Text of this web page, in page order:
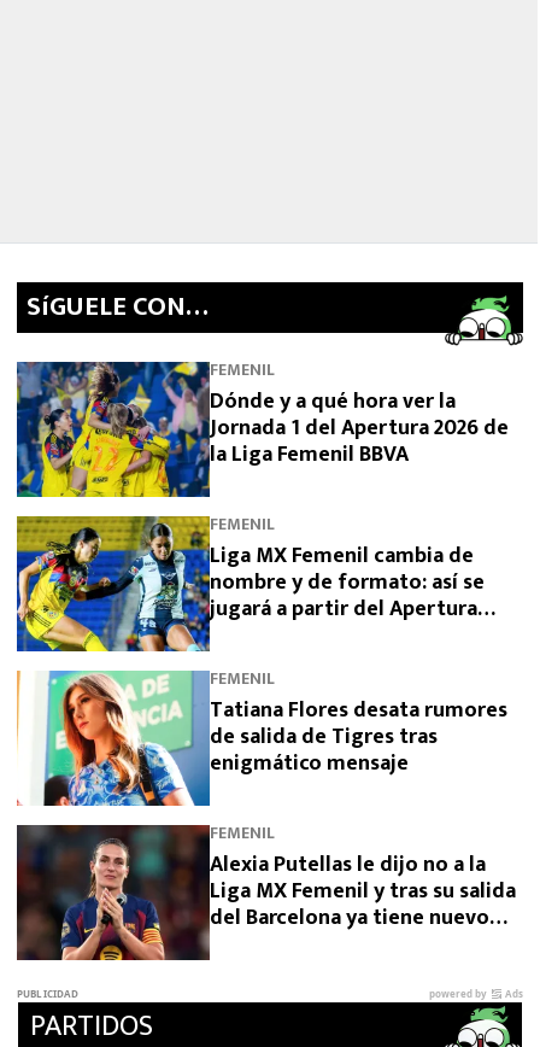
SíGUELE CON…
FEMENIL
Dónde y a qué hora ver la
Jornada 1 del Apertura 2026 de
la Liga Femenil BBVA
FEMENIL
Liga MX Femenil cambia de
nombre y de formato: así se
jugará a partir del Apertura
FEMENIL
Tatiana Flores desata rumores
de salida de Tigres tras
enigmático mensaje
FEMENIL
Alexia Putellas le dijo no a la
Liga MX Femenil y tras su salida
del Barcelona ya tiene nuevo